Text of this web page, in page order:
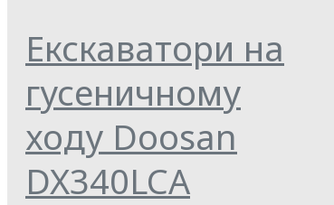
Екскаватори на
гусеничному
ходу Doosan
DX340LCA